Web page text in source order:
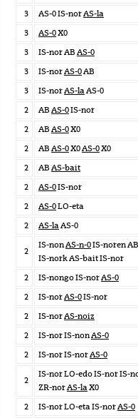
3
AS-0 IS-norAS-la
3
AS-0X0
3
IS-nor AB AS-0
3
IS-norAS-0AB
3
IS-norAS-laAS-0
2
AB AS-0IS-nor
2
AB AS-0X0
2
AB AS-0X0AS-0X0
2
AB AS-bait
2
AS-0IS-nor
2
AS-0LO-eta
2
AS-laAS-0
2
IS-nonAS-n-0IS-noren AB
IS-nork AS-bait IS-nor
2
IS-nongo IS-norAS-0
2
IS-norAS-0IS-nor
2
IS-norAS-noiz
2
IS-nor IS-nonAS-0
2
IS-nor IS-norAS-0
2
IS-nor LO-edo IS-nor IS-
ZR-norAS-laX0
2
IS-nor LO-eta IS-norAS-0